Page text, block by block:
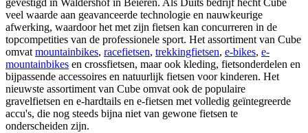
gevestigd in Waldershof in Beieren. Als Duits bedrijf hecht Cube
veel waarde aan geavanceerde technologie en nauwkeurige
afwerking, waardoor het met zijn fietsen kan concurreren in de
topcompetities van de professionele sport. Het assortiment van Cube
omvat mountainbikes, racefietsen, trekkingfietsen, e-bikes, e-
mountainbikes en crossfietsen, maar ook kleding, fietsonderdelen en
bijpassende accessoires en natuurlijk fietsen voor kinderen. Het
nieuwste assortiment van Cube omvat ook de populaire
gravelfietsen en e-hardtails en e-fietsen met volledig geïntegreerde
accu's, die nog steeds bijna niet van gewone fietsen te
onderscheiden zijn.